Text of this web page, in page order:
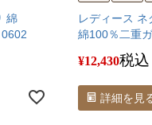
綿
レディース
綿100％二重
¥12,430税込
詳細を見